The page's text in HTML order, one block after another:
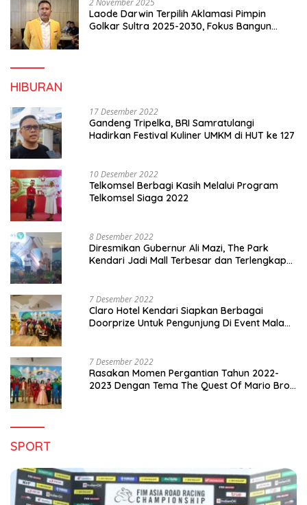
Laode Darwin Terpilih Aklamasi Pimpin
Golkar Sultra 2025-2030, Fokus Bangun
HIBURAN
17 Desember 2022
Gandeng Tripelka, BRI Samratulangi
Hadirkan Festival Kuliner UMKM di HUT ke 127
10 Desember 2022
Telkomsel Berbagi Kasih Melalui Program
Telkomsel Siaga 2022
8 Desember 2022
Diresmikan Gubernur Ali Mazi, The Park
Kendari Jadi Mall Terbesar dan Terlengkap
7 Desember 2022
Claro Hotel Kendari Siapkan Berbagai
Doorprize Untuk Pengunjung Di Event Malam
7 Desember 2022
Rasakan Momen Pergantian Tahun 2022-
2023 Dengan Tema The Quest Of Mario Bros
SPORT